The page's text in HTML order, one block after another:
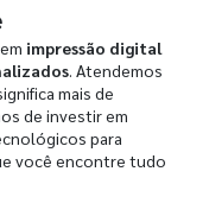
impressão digital
. Atendemos
mais de
de investir em
para
você encontre tudo